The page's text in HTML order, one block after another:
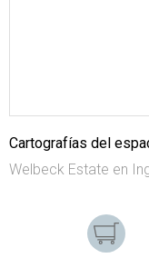
Cartografías del
Welbeck Estate en